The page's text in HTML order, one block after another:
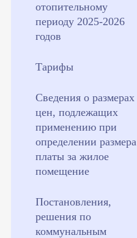
отопительному
периоду 2025-2026
годов
Тарифы
Сведения о размерах
цен, подлежащих
применению при
определении размера
платы за жилое
помещение
Постановления,
решения по
коммунальным